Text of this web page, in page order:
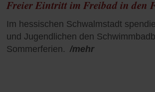
Freier Eintritt im Freibad in den
Im hessischen Schwalmstadt
und Jugendlichen den
Sommerferien. /mehr